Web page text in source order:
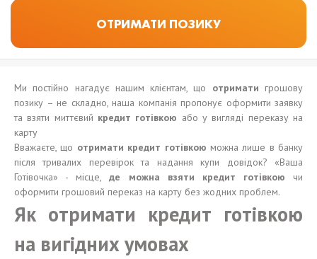
Ми постійно нагадує нашим клієнтам, що отримати грошову
позику – не складно, наша компанія пропонує оформити заявку
та взяти миттєвий кредит готівкою або у вигляді переказу на
карту
Вважаєте, що отримати кредит готівкою можна лише в банку
після тривалих перевірок та надання купи довідок? «Ваша
Готівочка» - місце,де можна взяти кредит готівкою чи
оформити грошовий переказ на карту без жодних проблем.
Як отримати кредит готівкою
на вигідних умовах